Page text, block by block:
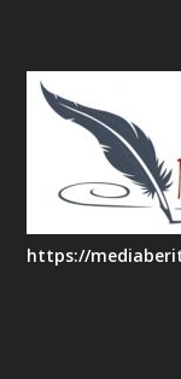
https://